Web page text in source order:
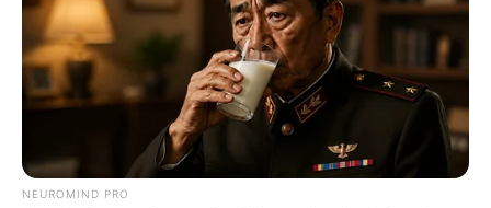
NEUROMIND PRO